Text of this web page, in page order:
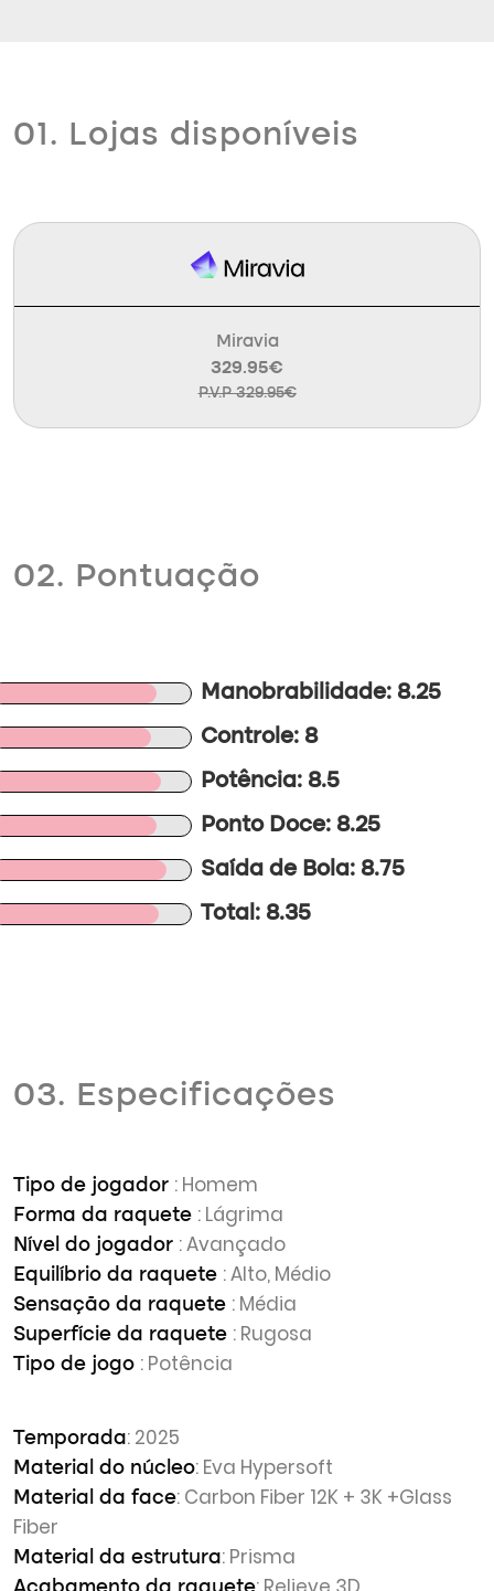
01. Lojas disponíveis
Miravia
329.95€
P.V.P 329.95€
02. Pontuação
Manobrabilidade: 8.25
Controle: 8
Potência: 8.5
Ponto Doce: 8.25
Saída de Bola: 8.75
Total: 8.35
03. Especificações
Tipo de jogador : Homem
Forma da raquete : Lágrima
Nível do jogador : Avançado
Equilíbrio da raquete : Alto, Médio
Sensação da raquete : Média
Superfície da raquete : Rugosa
Tipo de jogo : Potência
Temporada: 2025
Material do núcleo: Eva Hypersoft
Material da face: Carbon Fiber 12K + 3K +Glass
Fiber
Material da estrutura: Prisma